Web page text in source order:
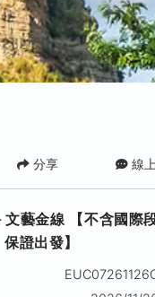
分享 線
藝金線 【不含國際
證出發】